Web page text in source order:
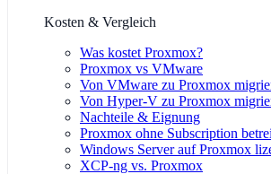
Kosten & Vergleich
Was kostet Proxmox?
Proxmox vs VMware
Von VMware zu Proxmox
Von Hyper-V zu Proxmox
Nachteile & Eignung
Proxmox ohne Subscription
Windows Server auf Proxmox
XCP-ng vs. Proxmox